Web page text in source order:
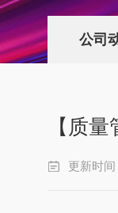
公司
【质
更新时